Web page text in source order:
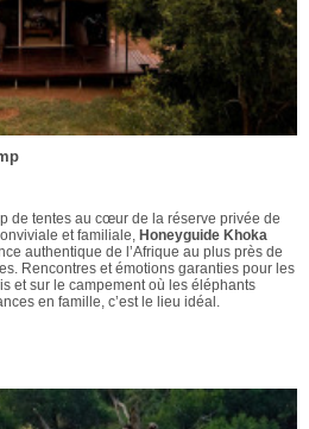
de tentes au cœur de la réserve privée de
et familiale, Honeyguide Khoka
authentique de l’Afrique au plus près de
Rencontres et émotions garanties pour les
et sur le campement où les éléphants
en famille, c’est le lieu idéal.